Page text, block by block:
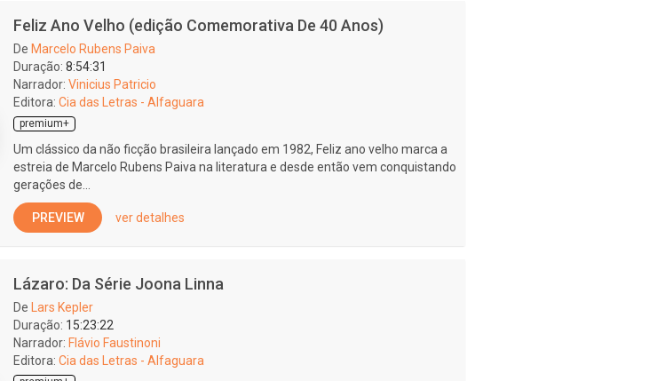
Feliz Ano Velho (edição Comemorativa De 40 Anos)
De Marcelo Rubens Paiva
Duração: 8:54:31
Narrador: Vinicius Patricio
Editora: Cia das Letras - Alfaguara
premium+
Um clássico da não ficção brasileira lançado em 1982, Feliz ano velho marca a
estreia de Marcelo Rubens Paiva na literatura e desde então vem conquistando
gerações de...
PREVIEW ver detalhes
Lázaro: Da Série Joona Linna
De
Lars Kepler
Duração: 15:23:22
Narrador: Flávio Faustinoni
Editora: Cia das Letras - Alfaguara